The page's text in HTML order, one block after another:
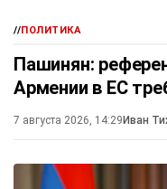
//ПОЛИТИКА
Пашинян:
Армении в ЕС
7 августа 2026, 14:29 Иван